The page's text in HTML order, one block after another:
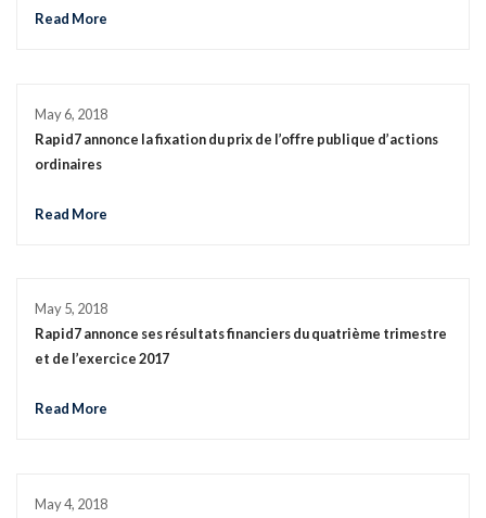
Read More
May 6, 2018
Rapid7 annonce la fixation du prix de l’offre publique d’actions
ordinaires
Read More
May 5, 2018
Rapid7 annonce ses résultats financiers du quatrième trimestre
et de l’exercice 2017
Read More
May 4, 2018